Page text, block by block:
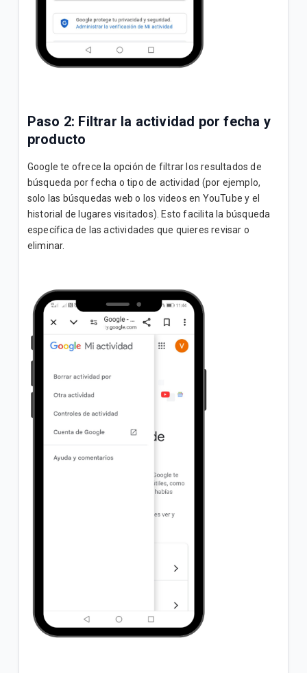
Paso 2: Filtrar la actividad por fecha y
producto
Google te ofrece la opción de filtrar los resultados de
búsqueda por fecha o tipo de actividad (por ejemplo,
solo las búsquedas web o los videos en YouTube y el
historial de lugares visitados). Esto facilita la búsqueda
específica de las actividades que quieres revisar o
eliminar.